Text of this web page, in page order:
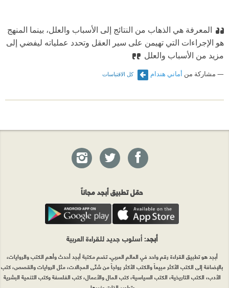
المعرفة هي الذهاب من النتائج إلى الأسباب والعلل، بينما المنهج
هو الإجراءات التي تهيمن على سير العقل وتحدد عملياته ليفضي إلى
مزيد من الأسباب والعلل
مشاركة من أماني هندام كل الاقتباسات
حمّل تطبيق أبجد مجاناً
أبجد: أسلوب جديد للقراءة العربية
أبجد هو تطبيق القراءة رقم واحد في العالم العربي. تضم مكتبة أبجد أحدث وأهم الكتب والروايات،
بالإضافة إلى الكتب الأكثر مبيعاً والكتب الأكثر رواجاً من شتّى المجالات، مثل الروايات والقصص، كتب
الأدب، الكتب التاريخية، الكتب السياسية، كتب المال والأعمال، كتب الفلسفة وكتب التنمية البشرية